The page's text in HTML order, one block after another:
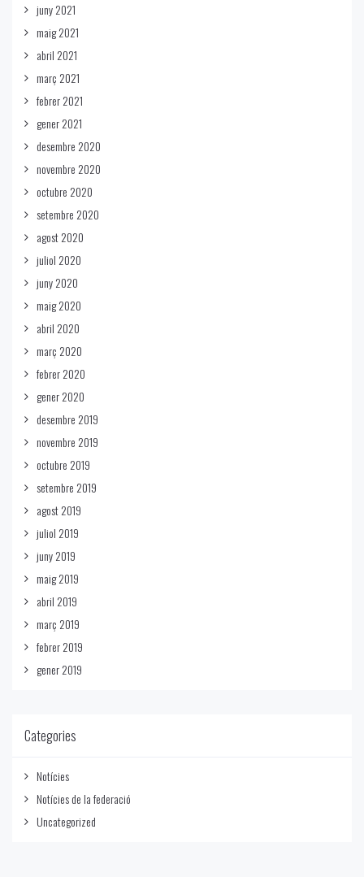
juny 2021
maig 2021
abril 2021
març 2021
febrer 2021
gener 2021
desembre 2020
novembre 2020
octubre 2020
setembre 2020
agost 2020
juliol 2020
juny 2020
maig 2020
abril 2020
març 2020
febrer 2020
gener 2020
desembre 2019
novembre 2019
octubre 2019
setembre 2019
agost 2019
juliol 2019
juny 2019
maig 2019
abril 2019
març 2019
febrer 2019
gener 2019
Categories
Notícies
Notícies de la federació
Uncategorized